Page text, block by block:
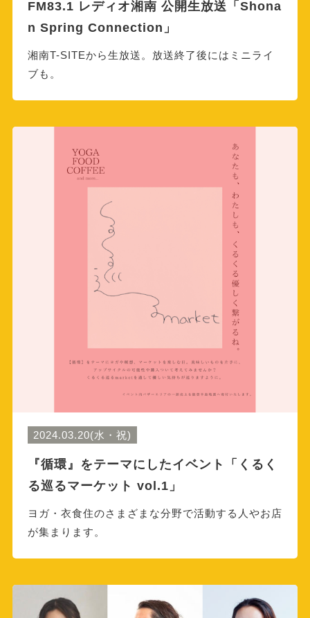
FM83.1 レディオ湘南 公開生放送「Shona
n Spring Connection」
湘南T-SITEから生放送。放送終了後にはミニライ
ブも。
2024.03.20(水・祝)
『循環』をテーマにしたイベント「くるく
る巡るマーケット vol.1」
ヨガ・衣食住のさまざまな分野で活動する人やお店
が集まります。